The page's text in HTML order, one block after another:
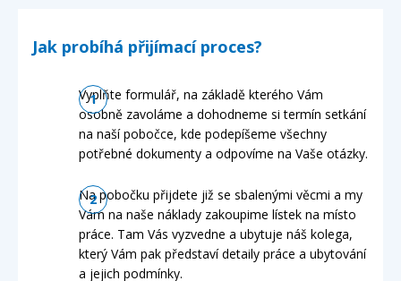
Jak probíhá přijímací proces?
Vyplňte formulář, na základě kterého Vám
osobně zavoláme a dohodneme si termín setkání
na naší pobočce, kde podepíšeme všechny
potřebné dokumenty a odpovíme na Vaše otázky.
Na pobočku přijdete již se sbalenými věcmi a my
Vám na naše náklady zakoupime lístek na místo
práce. Tam Vás vyzvedne a ubytuje náš kolega,
který Vám pak představí detaily práce a ubytování
a jejich podmínky.